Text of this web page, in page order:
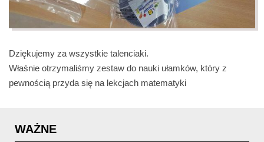
Dziękujemy za wszystkie talenciaki.
Właśnie otrzymaliśmy zestaw do nauki ułamków, który z
pewnością przyda się na lekcjach matematyki
WAŻNE